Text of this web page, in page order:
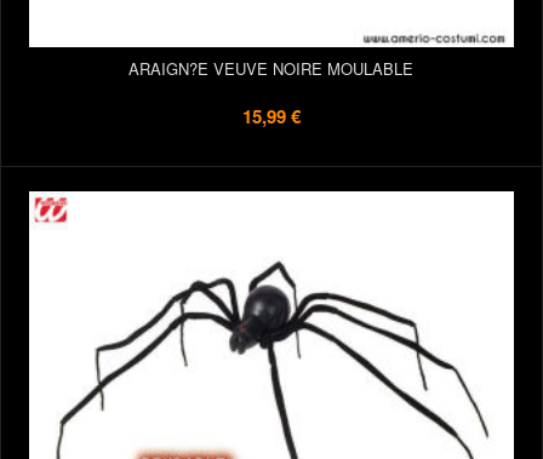
ARAIGN?E VEUVE NOIRE MOULABLE
15,99 €